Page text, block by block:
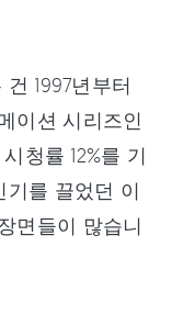
1997년부터
이션 시리즈인
청률 12%를 기
기를 끌었던 이
면들이 많습니